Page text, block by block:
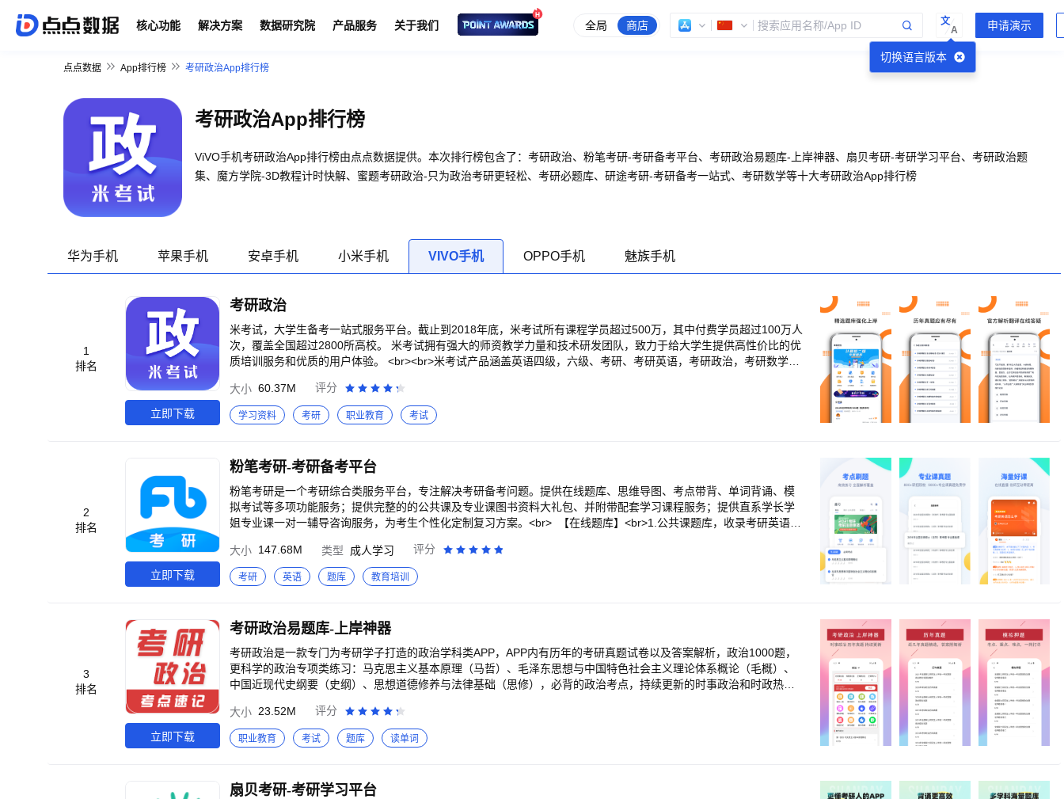
核心功能 解决方案 数据研究院 产品服务 关于我们 全局 商店
切换语言版本
文
A
点点数据 App排行榜 考研政治App排行榜
考研政治App排行榜
ViVO手机考研政治App排行榜由点点数据提供。本次排行榜包含了：考研政治、粉笔考研-考研备考平台、考研政治易题库-上岸神器、扇贝考研-考研学习平台、考研政治题
集、魔方学院-3D教程计时快解、蜜题考研政治-只为政治考研更轻松、考研必题库、研途考研-考研备考一站式、考研数学等十大考研政治App排行榜
华为手机 苹果手机 安卓手机 小米手机 VIVO手机 OPPO手机 魅族手机
1
排名
立即下载
考研政治
米考试，大学生备考一站式服务平台。截止到2018年底，米考试所有课程学员超过500万，其中付费学员超过100万人
次，覆盖全国超过2800所高校。 米考试拥有强大的师资教学力量和技术研发团队，致力于给大学生提供高性价比的优
质培训服务和优质的用户体验。 <br><br>米考试产品涵盖英语四级，六级、考研、考研英语，考研政治，考研数学，
课程、智能教辅资料、练习服务等备考方案。根据最新研究生入学考试政治大纲编纂，突出重点、热点。解决了红宝
书阅读起来枯燥无重点的问题。<br><br>根据最新研究生入学考试政治大纲编纂，突出重点、热点。解决了红宝书阅
读起来枯燥无重点的问题。 带有曲线记忆自动提示复习功能。 知识点与最新大纲无缝对接，不遗漏任何重要知识。 实
题库为考研政治选择题题库，含近26年真题及各类经典习题共2000题！ <br>2. 本题库参考最新考试大纲，集市售各
纸质题库之所长，题量及题的含金量均超越各纸质题库！ <br>3. 时政部分的考题时效性较强。
大小 60.37M 评分
学习资料 考研 职业教育 考试
2
排名
立即下载
粉笔考研-考研备考平台
粉笔考研是一个考研综合类服务平台，专注解决考研备考问题。提供在线题库、思维导图、考点带背、单词背诵、模
拟考试等多项功能服务；提供完整的的公共课及专业课图书资料大礼包、并附带配套学习课程服务；提供直系学长学
姐专业课一对一辅导咨询服务，为考生个性化定制复习方案。<br> 【在线题库】<br>1.公共课题库，收录考研英语、
学等联考专业课及超过200个自主命题专业课真题，均可添加并查看；<br>【思维导图】<br>考研公共课及专业课均依
据基础知识筛选考点配置思维导图，并支持下载打印使用；<br>【考点背诵】<br>依据考研各科目知识点归纳重点，
进行考点挖空，支持语音和手动填写等多项带背功能；<br>【在线直播】<br>跟随老师直播学习，实时互动，助教实
>涵盖考研政治、英语、数学、法律硕士、管理类联考等科目，覆盖备考科目各个模块，一次性解决备考资料课程问
题；<br>【模考大赛】<br>基于考试大纲，模拟真实考试环境，依据考试评分规则进行批改，复习状况一目了然，高
效查漏补缺；<br>【单词背诵】<br>多本核心单词书随意选择，自主制定背诵计划，刷题测试及单词pk辅助记忆，提
升效率；<br>【长难句特训】 <br>精选题源外刊长难句提前适应真题话题语境，3步走学习法系统搞定语法难题；<br
>【专业课辅导】<br>专业课专项补强突破，直系学长学姐1v1结合学员专业基础及目标院校考情量身定制辅导<br>，
kaoyan）<br>官方网站：www.fenbi.com<br>客服电话：4008 536 100
大小 147.68M 类型 成人学习 评分
考研 英语 题库 教育培训
3
排名
立即下载
考研政治易题库-上岸神器
考研政治是一款专门为考研学子打造的政治学科类APP，APP内有历年的考研真题试卷以及答案解析，政治1000题，
更科学的政治专项类练习：马克思主义基本原理（马哲）、毛泽东思想与中国特色社会主义理论体系概论（毛概）、
中国近现代史纲要（史纲）、思想道德修养与法律基础（思修），必背的政治考点，持续更新的时事政治和时政热点
考点划分；<br> 2、历年真题：近几年真题精选，答案附解析；<br> 3、高效刷题：操作简单、轻松学习，通关好助
手；<br> 4、模拟考试：模拟练习，含解析，检测学习成果；<br> 5、错题库：错题自动收录，好题手动收藏，查漏补
缺；
大小 23.52M 评分
职业教育 考试 题库 读单词
扇贝考研-考研学习平台